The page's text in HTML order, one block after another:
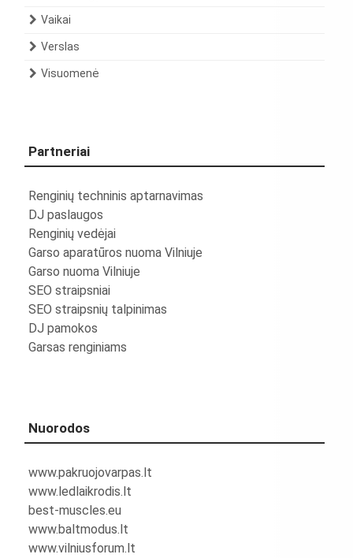
Vaikai
Verslas
Visuomenė
Partneriai
Renginių techninis aptarnavimas
DJ paslaugos
Renginių vedėjai
Garso aparatūros nuoma Vilniuje
Garso nuoma Vilniuje
SEO straipsniai
SEO straipsnių talpinimas
DJ pamokos
Garsas renginiams
Nuorodos
www.pakruojovarpas.lt
www.ledlaikrodis.lt
best-muscles.eu
www.baltmodus.lt
www.vilniusforum.lt